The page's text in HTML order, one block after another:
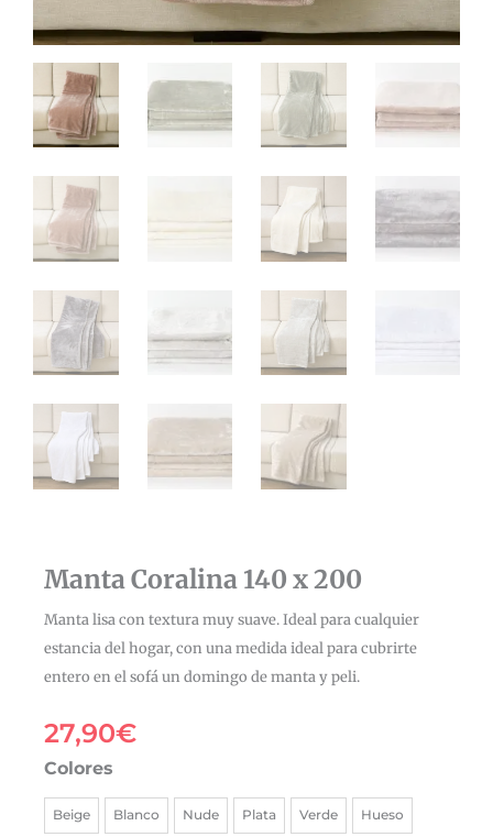
Manta Coralina 140 x 200
Manta lisa con textura muy suave. Ideal para cualquier
estancia del hogar, con una medida ideal para cubrirte
entero en el sofá un domingo de manta y peli.
27,90€
Colores
Beige Blanco Nude Plata Verde Hueso
Manta
Coralina
140